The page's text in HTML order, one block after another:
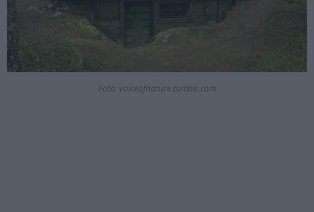
Fotó: voiceofnature.tumblr.com